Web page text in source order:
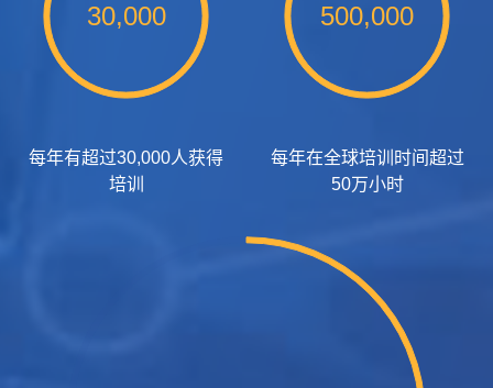
30,000
每年有超过30,000人获得
培训
500,000
每年在全球培训时间超过
50万小时